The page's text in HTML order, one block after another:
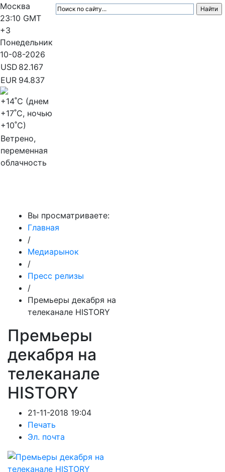
Москва
23:10 GMT
+3
Понедельник
10-08-2026
USD 82.167
EUR 94.837
+14˚C (днем
+17˚C, ночью
+10˚C)
Ветрено,
переменная
облачность
Вы просматриваете:
Главная
/
Медиарынок
/
Пресс релизы
/
Премьеры декабря на
телеканале HISTORY
Премьеры
декабря на
телеканале
HISTORY
21-11-2018 19:04
Печать
Эл. почта